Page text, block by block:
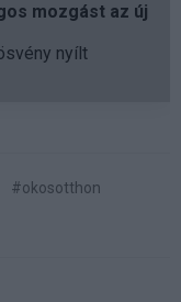
mozgást az új
nyílt
#okosotthon